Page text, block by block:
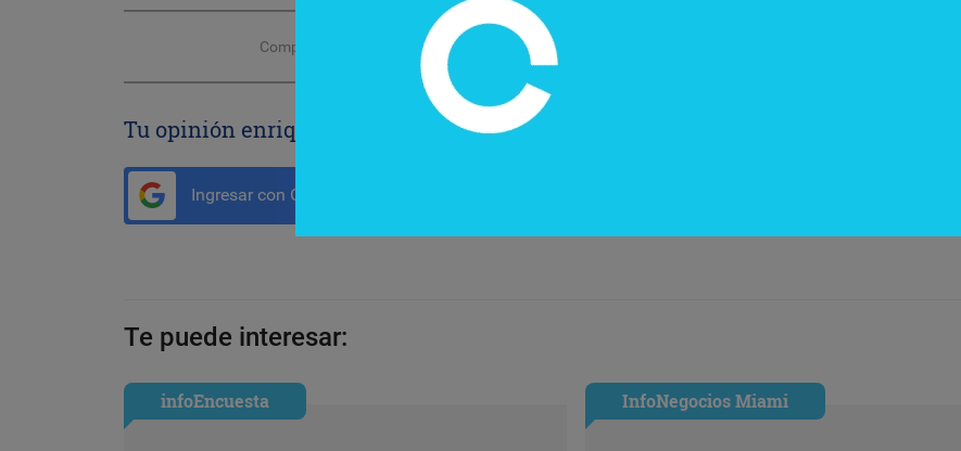
Compartir con tus amigos de
Tu opinión enriquece este artículo:
Ingresar con Google
Te puede interesar:
infoEncuesta InfoNegocios Miami